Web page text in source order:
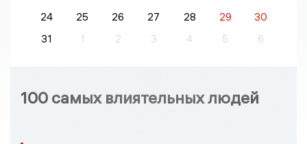
24
25 26 27 28 29
30
31
1 2 3 4 5 6
100 самых влиятельных людей